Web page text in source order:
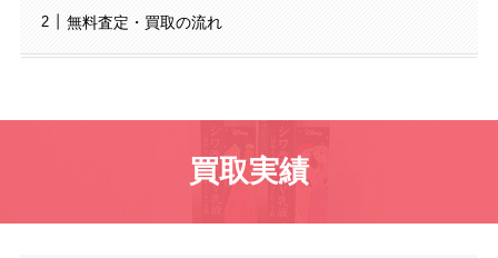
無料査定・買取の流れ
買取実績